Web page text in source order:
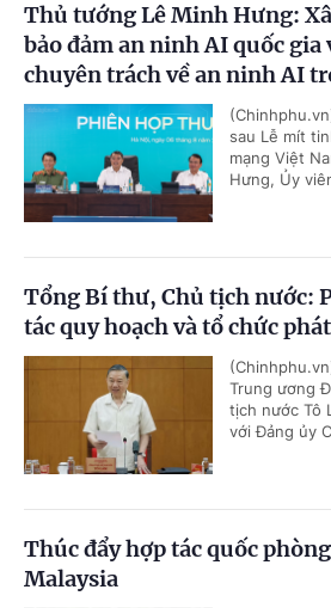
Thủ tướng Lê Minh Hưng:
bảo đảm an ninh AI quốc gia
chuyên trách về an ninh AI
sau Lễ mít
mạng Việt
Hưng, Ủy
Tổng Bí thư, Chủ tịch nước:
tác quy hoạch và tổ chức
Trung ương
tịch nước Tô
với Đảng ủy
Thúc đẩy hợp tác quốc
Malaysia